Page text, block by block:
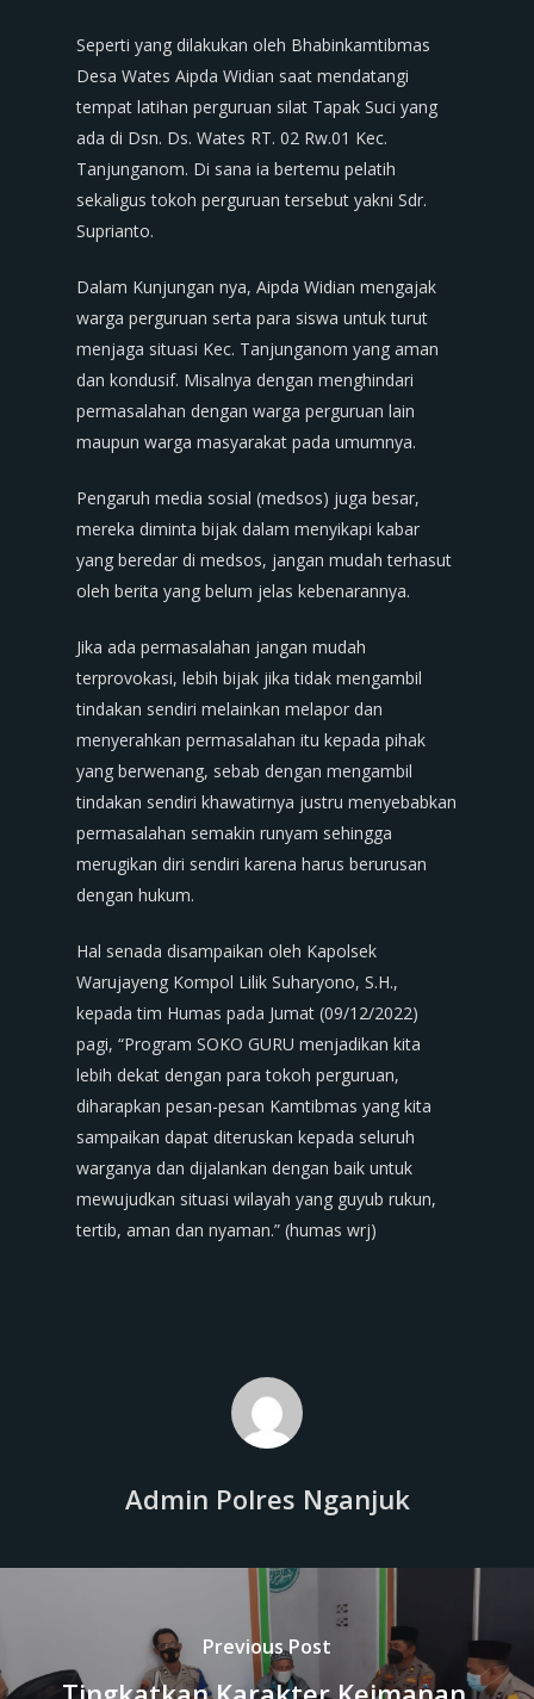
Seperti yang dilakukan oleh Bhabinkamtibmas
Desa Wates Aipda Widian saat mendatangi
tempat latihan perguruan silat Tapak Suci yang
ada di Dsn. Ds. Wates RT. 02 Rw.01 Kec.
Tanjunganom. Di sana ia bertemu pelatih
sekaligus tokoh perguruan tersebut yakni Sdr.
Suprianto.
Dalam Kunjungan nya, Aipda Widian mengajak
warga perguruan serta para siswa untuk turut
menjaga situasi Kec. Tanjunganom yang aman
dan kondusif. Misalnya dengan menghindari
permasalahan dengan warga perguruan lain
maupun warga masyarakat pada umumnya.
Pengaruh media sosial (medsos) juga besar,
mereka diminta bijak dalam menyikapi kabar
yang beredar di medsos, jangan mudah terhasut
oleh berita yang belum jelas kebenarannya.
Jika ada permasalahan jangan mudah
terprovokasi, lebih bijak jika tidak mengambil
tindakan sendiri melainkan melapor dan
menyerahkan permasalahan itu kepada pihak
yang berwenang, sebab dengan mengambil
tindakan sendiri khawatirnya justru menyebabkan
permasalahan semakin runyam sehingga
merugikan diri sendiri karena harus berurusan
dengan hukum.
Hal senada disampaikan oleh Kapolsek
Warujayeng Kompol Lilik Suharyono, S.H.,
kepada tim Humas pada Jumat (09/12/2022)
pagi, “Program SOKO GURU menjadikan kita
lebih dekat dengan para tokoh perguruan,
diharapkan pesan-pesan Kamtibmas yang kita
sampaikan dapat diteruskan kepada seluruh
warganya dan dijalankan dengan baik untuk
mewujudkan situasi wilayah yang guyub rukun,
tertib, aman dan nyaman.” (humas wrj)
Admin Polres Nganjuk
Previous Post